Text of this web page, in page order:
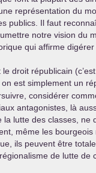
représentation du
publics. Il faut
notre vision du
qui affirme
droit républicain
est simplement un
considérer
antagonistes, là
lutte des classes,
même les
ils peuvent être
de lutte